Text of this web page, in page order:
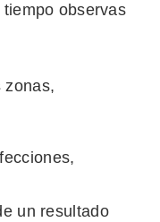
observas
zonas,
un resultado